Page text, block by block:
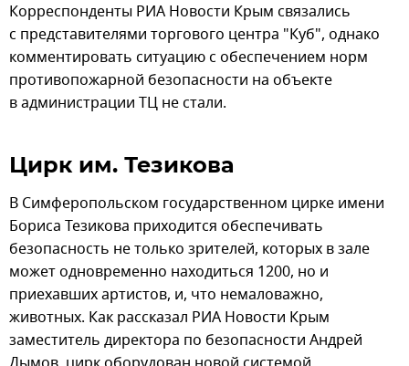
Корреспонденты РИА Новости Крым связались
с представителями торгового центра "Куб", однако
комментировать ситуацию с обеспечением норм
противопожарной безопасности на объекте
в администрации ТЦ не стали.
Цирк им. Тезикова
В Симферопольском государственном цирке имени
Бориса Тезикова приходится обеспечивать
безопасность не только зрителей, которых в зале
может одновременно находиться 1200, но и
приехавших артистов, и, что немаловажно,
животных. Как рассказал РИА Новости Крым
заместитель директора по безопасности Андрей